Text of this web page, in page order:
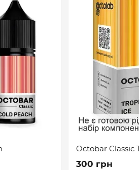
Octobar Classic
300 грн